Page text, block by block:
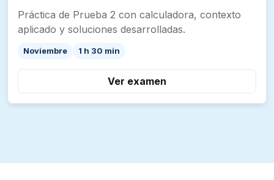
Práctica de Prueba 2 con calculadora, contexto
aplicado y soluciones desarrolladas.
Noviembre 1 h 30 min
Ver examen